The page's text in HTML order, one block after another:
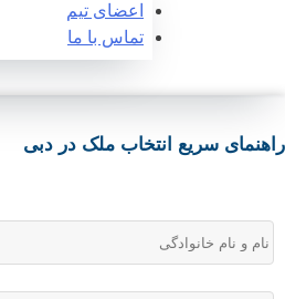
اعضای تیم
تماس با ما
سریع انتخاب ملک در دبی